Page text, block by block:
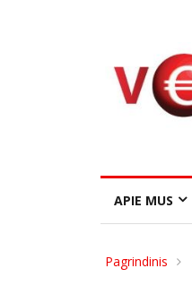
APIE MUS
Pagrindinis